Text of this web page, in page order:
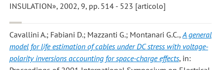
INSULATION», 2002, 9, pp. 514 - 523 [articolo]
Cavallini A.; Fabiani D.; Mazzanti G.; Montanari G.C.,A general
model for life estimation of cables under DC stress with voltage-
polarity inversions accounting for space-charge effects, in: